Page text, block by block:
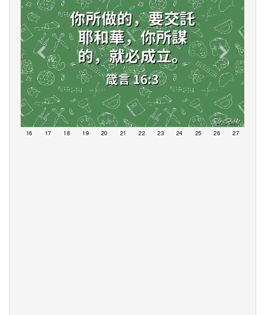
16 17 18 19 20 21 22 23 24 25 26 27